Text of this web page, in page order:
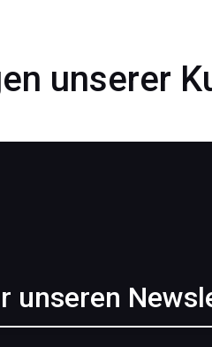
unserer
unseren